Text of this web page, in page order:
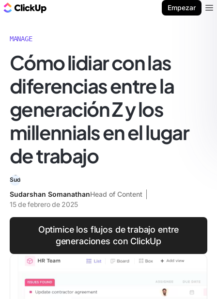
Empezar
MANAGE
Cómo lidiar con las
diferencias entre la
generación Z y los
millennials en el lugar
de trabajo
Sudarshan SomanathanHead of Content
15 de febrero de 2025
Optimice los flujos de trabajo entre
generaciones con ClickUp